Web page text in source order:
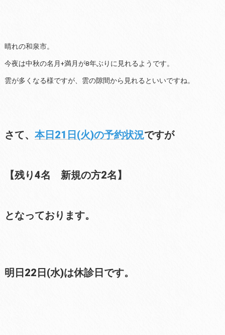
晴れの和泉市。
今夜は中秋の名月+満月が8年ぶりに見れるようです。
雲が多くなる様ですが、雲の隙間から見れるといいですね。
さて、 本日21日(火)の予約状況ですが
【残り4名 新規の方2名】
となっております。
明日22日(水)は休診日です。